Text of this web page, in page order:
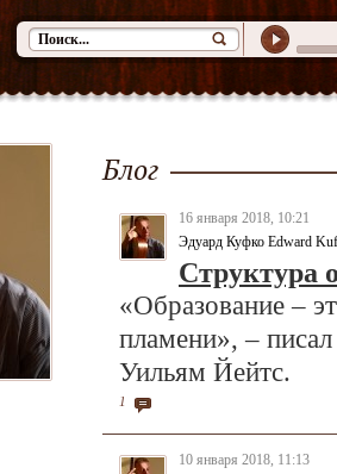
Блог
16 января 2018, 10:21
Эдуард Куфко Edward
Структура
«Образование –
пламени», –
Уильям Йейтс.
1
10 января 2018, 11:13